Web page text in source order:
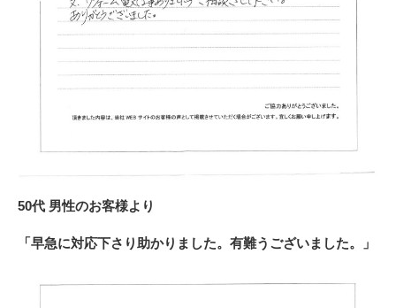
50代 男性のお客様より
「早急に対応下さり助かりました。有難うございました。」